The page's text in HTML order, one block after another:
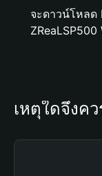
จะดาวน์โหลด
ZReaLSP500
เหตุใดจึงค